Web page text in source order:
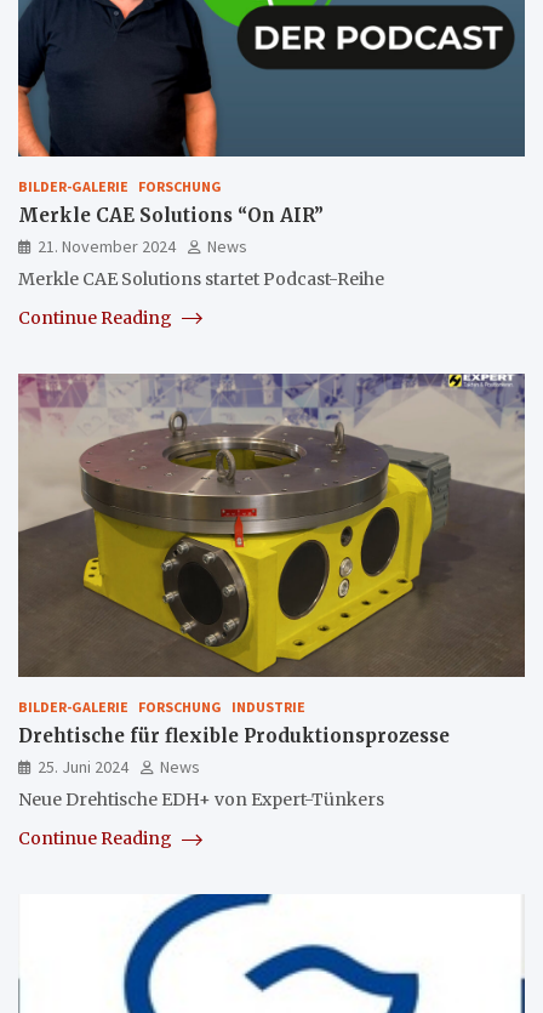
BILDER-GALERIE FORSCHUNG
Merkle CAE Solutions “On AIR”
21. November 2024
News
Merkle CAE Solutions startet Podcast-Reihe
Continue Reading
BILDER-GALERIE FORSCHUNG INDUSTRIE
Drehtische für flexible Produktionsprozesse
25. Juni 2024
News
Neue Drehtische EDH+ von Expert-Tünkers
Continue Reading